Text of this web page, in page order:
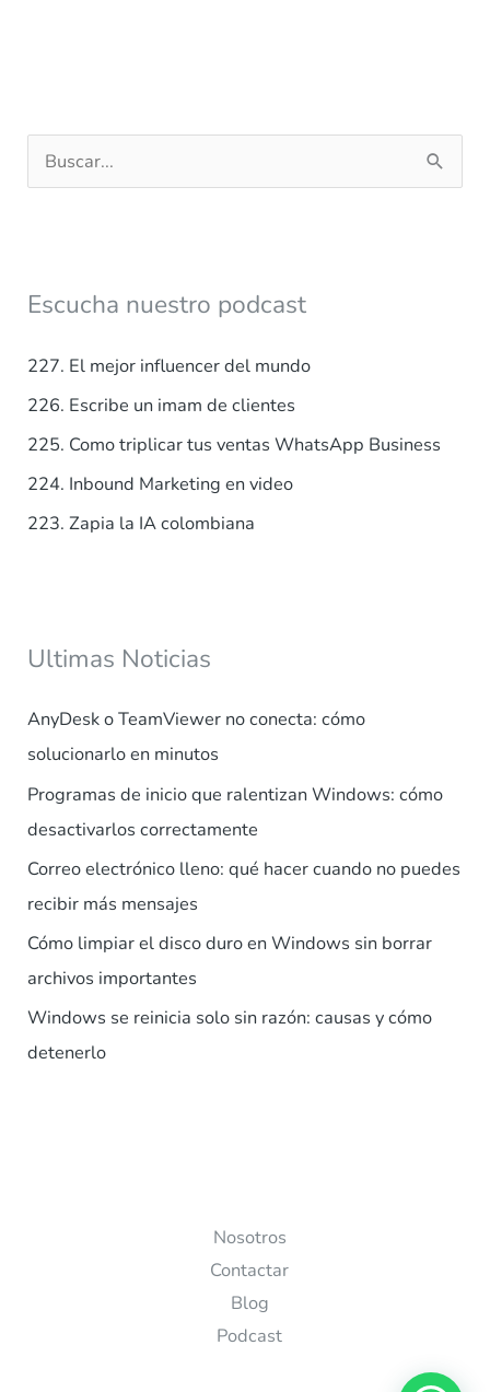
u
a
p
o
Escucha nuestro podcast
227. El mejor influencer del mundo
226. Escribe un imam de clientes
225. Como triplicar tus ventas WhatsApp Business
224. Inbound Marketing en video
223. Zapia la IA colombiana
Ultimas Noticias
AnyDesk o TeamViewer no conecta: cómo
solucionarlo en minutos
Programas de inicio que ralentizan Windows: cómo
desactivarlos correctamente
Correo electrónico lleno: qué hacer cuando no puedes
recibir más mensajes
Cómo limpiar el disco duro en Windows sin borrar
archivos importantes
Windows se reinicia solo sin razón: causas y cómo
detenerlo
Nosotros
Contactar
Blog
Podcast